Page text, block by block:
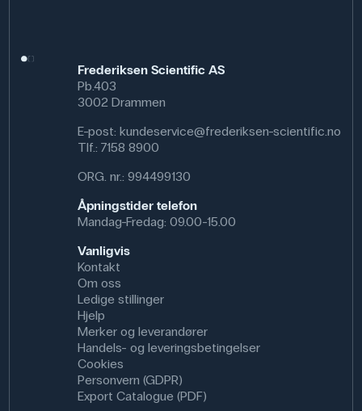
Frederiksen Scientific AS
Pb.403
3002 Drammen
E-post: kundeservice@frederiksen-scientific.no
Tlf.: 7158 8900
ORG. nr.: 994499130
Åpningstider telefon
Mandag-Fredag: 09.00-15.00
Vanligvis
Kontakt
Om oss
Ledige stillinger
Hjelp
Merker og leverandører
Handels- og leveringsbetingelser
Cookies
Personvern (GDPR)
Export Catalogue (PDF)